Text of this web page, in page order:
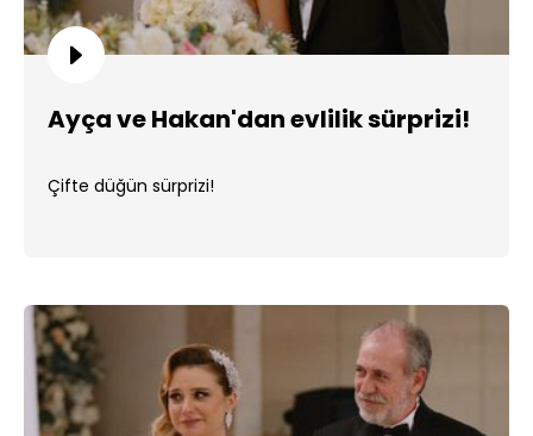
Ayça ve Hakan'dan evlilik sürprizi!
Çifte düğün sürprizi!